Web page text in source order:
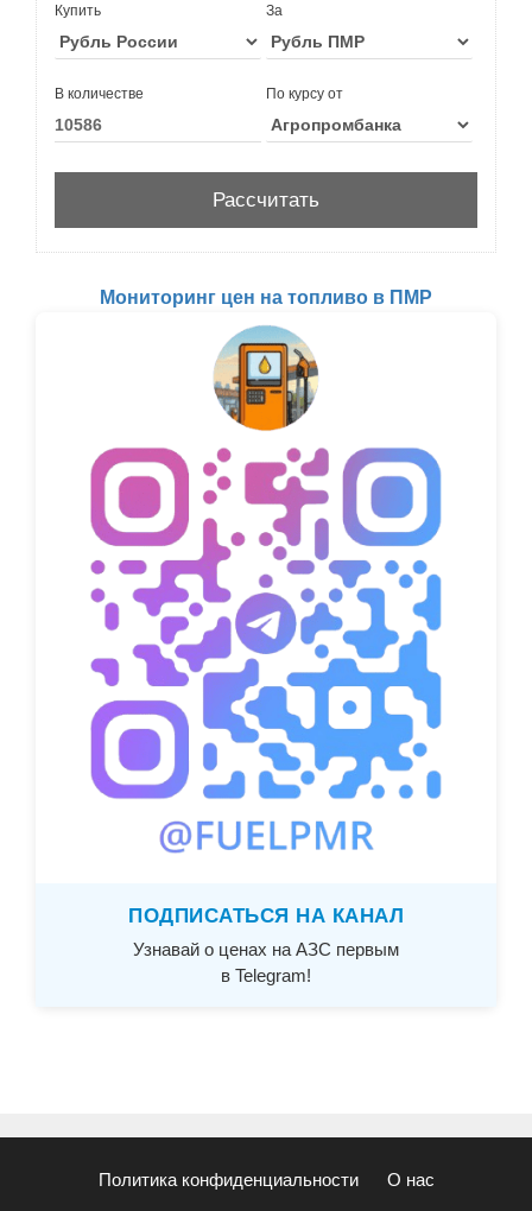
Купить За
В количестве По курсу от
Мониторинг цен на топливо в ПМР
ПОДПИСАТЬСЯ НА КАНАЛ
Узнавай о ценах на АЗС первым
в Telegram!
Политика конфиденциальности О нас